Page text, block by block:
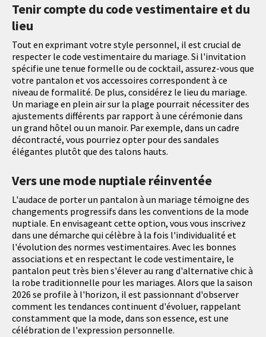
Tenir compte du code vestimentaire et du
lieu
Tout en exprimant votre style personnel, il est crucial de
respecter le code vestimentaire du mariage. Si l'invitation
spécifie une tenue formelle ou de cocktail, assurez-vous que
votre pantalon et vos accessoires correspondent à ce
niveau de formalité. De plus, considérez le lieu du mariage.
Un mariage en plein air sur la plage pourrait nécessiter des
ajustements différents par rapport à une cérémonie dans
un grand hôtel ou un manoir. Par exemple, dans un cadre
décontracté, vous pourriez opter pour des sandales
élégantes plutôt que des talons hauts.
Vers une mode nuptiale réinventée
L'audace de porter un pantalon à un mariage témoigne des
changements progressifs dans les conventions de la mode
nuptiale. En envisageant cette option, vous vous inscrivez
dans une démarche qui célèbre à la fois l'individualité et
l'évolution des normes vestimentaires. Avec les bonnes
associations et en respectant le code vestimentaire, le
pantalon peut très bien s'élever au rang d'alternative chic à
la robe traditionnelle pour les mariages. Alors que la saison
2026 se profile à l'horizon, il est passionnant d'observer
comment les tendances continuent d'évoluer, rappelant
constamment que la mode, dans son essence, est une
célébration de l'expression personnelle.